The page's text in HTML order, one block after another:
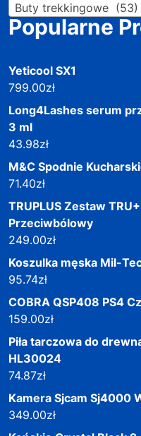
Buty trekkingowe (53)
Popularne
Yeticool SX1
799.00zł
Long4Lashes serum
3 ml
43.98zł
M&C Spodnie
71.40zł
TRUPLUS Zestaw
Przeciwbólowy
249.00zł
Koszulka męska Mil-
95.74zł
COBRA QSP408 PS4
159.00zł
Piła tarczowa do
HL30024
74.87zł
Kamera Sjcam Sj4000
349.00zł